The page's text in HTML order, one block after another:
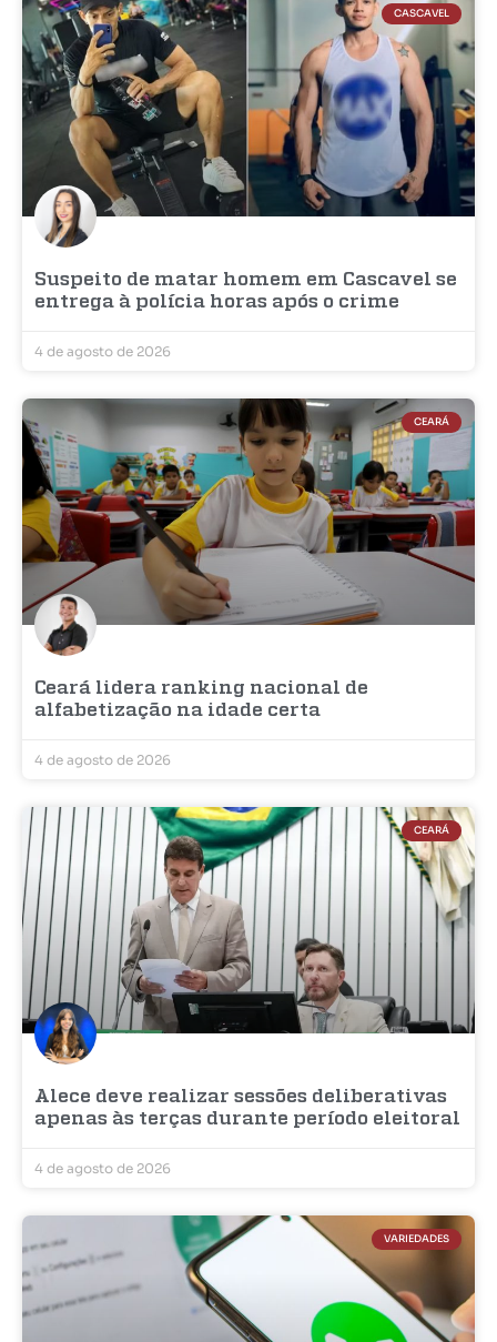
CASCAVEL
Suspeito de matar homem em Cascavel se
entrega à polícia horas após o crime
4 de agosto de 2026
CEARÁ
Ceará lidera ranking nacional de
alfabetização na idade certa
4 de agosto de 2026
CEARÁ
Alece deve realizar sessões deliberativas
apenas às terças durante período eleitoral
4 de agosto de 2026
VARIEDADES